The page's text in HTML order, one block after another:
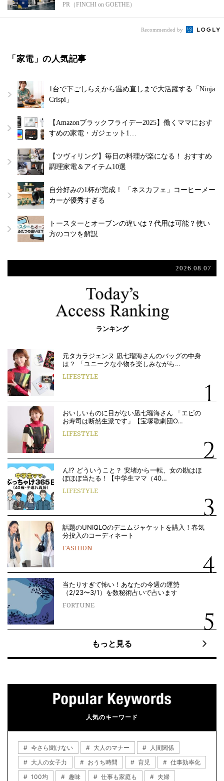
PR（FINCHI on GOETHE）
Recommended by
「家電」の人気記事
1台で下ごしらえから温め直しまで大活躍する「Ninja
Crispi」
【Amazonブラックフライデー2025】働くママにおす
すめの家電・ガジェット1…
【ツヴィリング】毎日の料理が楽になる！ おすすめ
調理家電＆アイテム10選
自分好みの1杯が完成！ 「ネスカフェ」コーヒーメー
カーが優秀すぎる
トースターとオーブンの違いは？代用は可能？使い
方のコツを解説
2026.08.07
ランキング
元タカラジェンヌ 凪七瑠海さんのバッグの中身
は？ 「ユニークな小物を楽しみながら…
LIFESTYLE
おいしいものに目がない凪七瑠海さん 「エビの
お寿司は断然生派です」【宝塚歌劇団O…
LIFESTYLE
ん!? どういうこと？ 安堵から一転、女の勘はほ
ぼほぼ当たる！【中学生ママ（40…
LIFESTYLE
話題のUNIQLOのデニムジャケットを購入！春気
分投入のコーディネート
FASHION
当たりすぎて怖い！あなたの今週の運勢
（2/23〜3/1）を数秘術占いで占います
FORTUNE
もっと見る
人気のキーワード
今さら聞けない 大人のマナー
人間関係
大人の女子力
おうち時間 育児
仕事効率化
100均
趣味 仕事も家庭も 夫婦